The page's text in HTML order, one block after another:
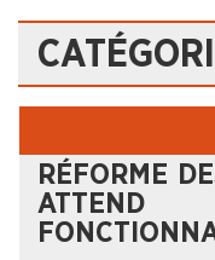
RÉFORME
ATTEND